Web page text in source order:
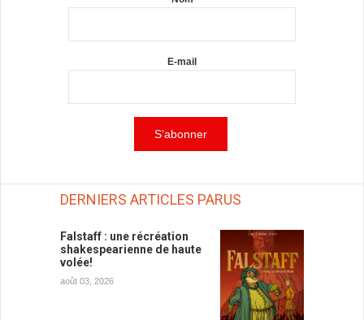
E-mail
DERNIERS ARTICLES PARUS
Falstaff : une récréation
shakespearienne de haute
volée!
août 03, 2026